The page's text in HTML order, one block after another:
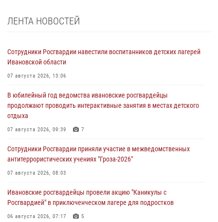
ЛЕНТА НОВОСТЕЙ
Сотрудники Росгвардии навестили воспитанников детских лагерей
Ивановской области
07 августа 2026, 13:06
В юбилейный год ведомства ивановские росгвардейцы
продолжают проводить интерактивные занятия в местах детского
отдыха
07 августа 2026, 09:39 7
Сотрудники Росгвардии приняли участие в межведомственных
антитеррористических учениях "Гроза-2026"
07 августа 2026, 08:03
Ивановские росгвардейцы провели акцию "Каникулы с
Росгвардией" в приключенческом лагере для подростков
06 августа 2026, 07:17 5